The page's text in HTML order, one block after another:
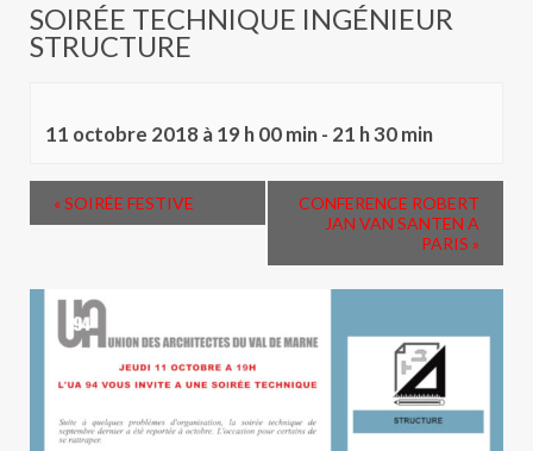
SOIRÉE TECHNIQUE INGÉNIEUR
STRUCTURE
11 octobre 2018 à 19 h 00 min- 21 h 30 min
«SOIRÉE FESTIVE
CONFERENCE ROBERT
JAN VAN SANTEN A
PARIS »